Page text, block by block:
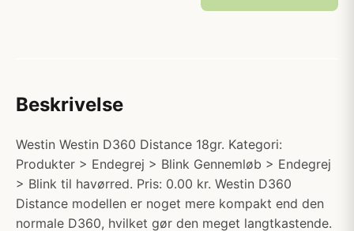
Beskrivelse
Westin Westin D360 Distance 18gr. Kategori:
Produkter > Endegrej > Blink Gennemløb > Endegrej
> Blink til havørred. Pris: 0.00 kr. Westin D360
Distance modellen er noget mere kompakt end den
normale D360, hvilket gør den meget langtkastende.